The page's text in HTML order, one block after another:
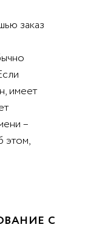
заказ
имеет
–
этом,
С